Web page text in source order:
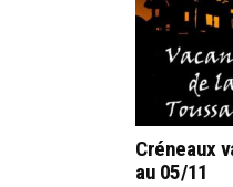
Créneaux
au 05/11